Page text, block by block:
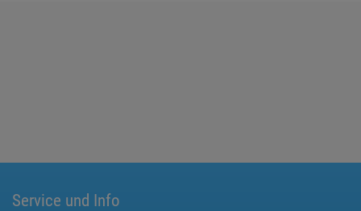
Service und Info